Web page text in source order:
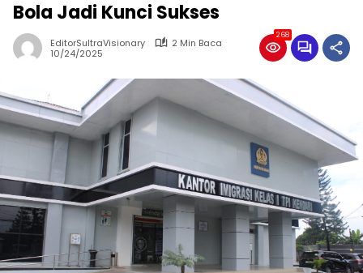
Bola Jadi Kunci Sukses
EditorSultraVisionary
2 Min Baca
10/24/2025
268